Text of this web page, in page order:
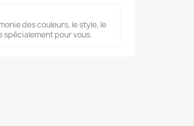
des couleurs, le style, le
spécialement pour vous.